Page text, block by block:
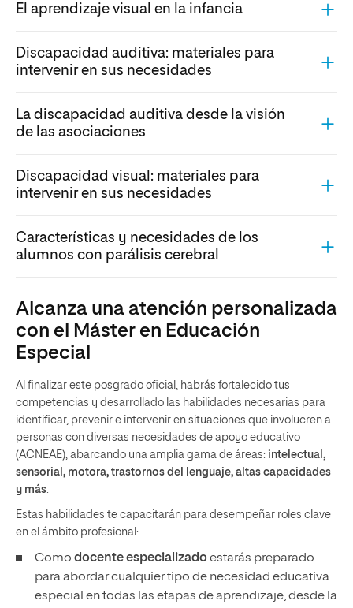
El aprendizaje visual en la infancia
Discapacidad auditiva: materiales para
intervenir en sus necesidades
La discapacidad auditiva desde la visión
de las asociaciones
Discapacidad visual: materiales para
intervenir en sus necesidades
Características y necesidades de los
alumnos con parálisis cerebral
Alcanza una atención personalizada
con el Máster en Educación
Especial
Al finalizar este posgrado oficial, habrás fortalecido tus
competencias y desarrollado las habilidades necesarias para
identificar, prevenir e intervenir en situaciones que involucren a
personas con diversas necesidades de apoyo educativo
(ACNEAE), abarcando una amplia gama de áreas: intelectual,
sensorial, motora, trastornos del lenguaje, altas capacidades
y más.
Estas habilidades te capacitarán para desempeñar roles clave
en el ámbito profesional:
Como docente especializadoestarás preparado
para abordar cualquier tipo de necesidad educativa
especial en todas las etapas de aprendizaje, desde la